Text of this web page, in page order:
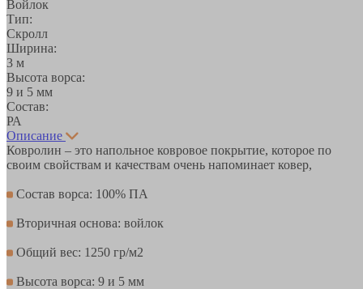
Войлок
Тип:
Скролл
Ширина:
3 м
Высота ворса:
9 и 5 мм
Состав:
РА
Описание
Ковролин – это напольное ковровое покрытие, которое по
своим свойствам и качествам очень напоминает ковер,
Состав ворса: 100% ПА
Вторичная основа: войлок
Общий вес: 1250 гр/м2
Высота ворса: 9 и 5 мм